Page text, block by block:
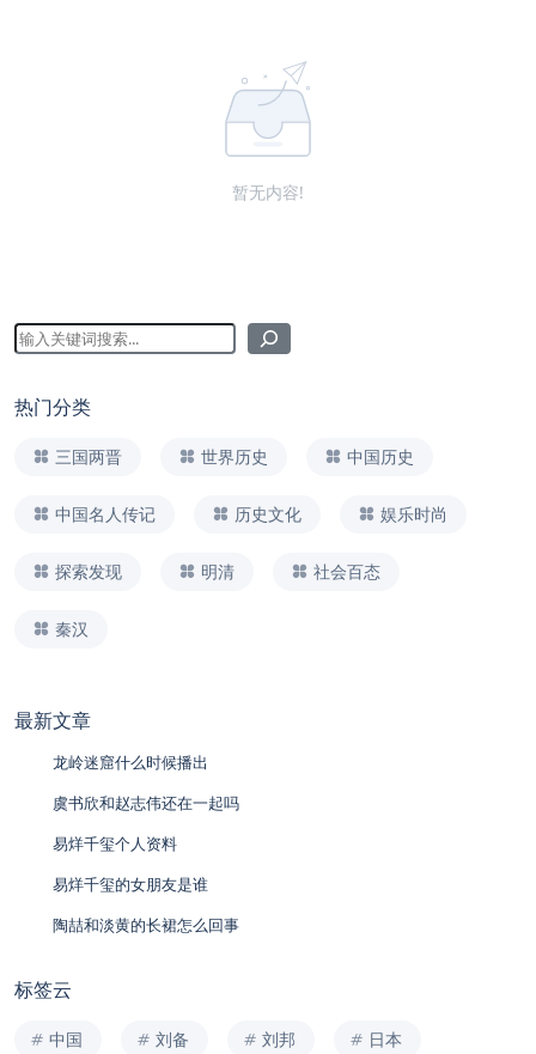
暂无内容!
热门分类
三国两晋 世界历史 中国历史
中国名人传记 历史文化 娱乐时尚
探索发现 明清 社会百态
秦汉
最新文章
龙岭迷窟什么时候播出
虞书欣和赵志伟还在一起吗
易烊千玺个人资料
易烊千玺的女朋友是谁
陶喆和淡黄的长裙怎么回事
标签云
中国 刘备 刘邦 日本